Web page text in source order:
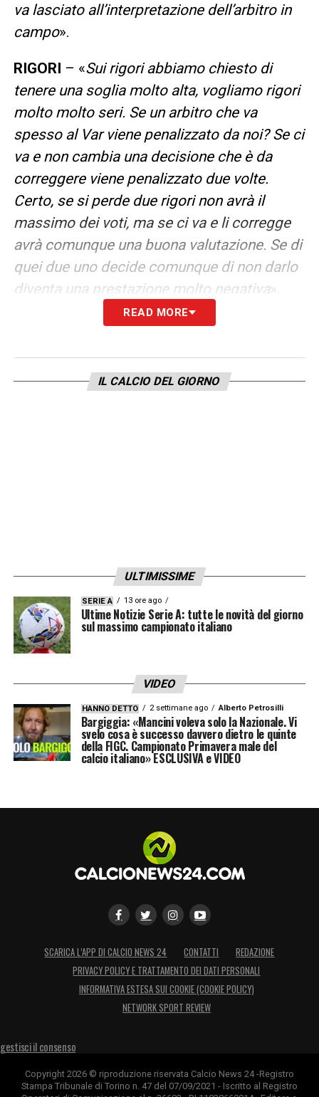
va lasciato all’interpretazione dell’arbitro in
campo».
RIGORI – «Sui rigori abbiamo chiesto di
tenere una soglia molto alta, vogliamo rigori
molto molto seri. Se un arbitro che va
spesso al Var viene penalizzato da noi? Se ci
va e non cambia una decisione che è da
correggere viene penalizzato due volte.
Certo, se si perde due rigori non avrà il
massimo dei voti, ma se ci va e li corregge
avrà comunque una buona valutazione. Se di
quei due uno decide comunque di non darlo
diventa una prestazione molto negativa».
READ MORE
IL CALCIO DEL GIORNO
ULTIMISSIME
SERIE A 13 ore ago
Ultime Notizie Serie A: tutte le novità del giorno
sul massimo campionato italiano
VIDEO
HANNO DETTO 2 settimane ago Alberto Petrosilli
Bargiggia: «Mancini voleva solo la Nazionale. Vi
svelo cosa è successo davvero dietro le quinte
della FIGC. Campionato Primavera male del
calcio italiano» ESCLUSIVA e VIDEO
SCARICA L’APP DI CALCIO NEWS 24 CONTATTI
REDAZIONE
PRIVACY POLICY E TRATTAMENTO DEI DATI PERSONALI
INFORMATIVA ESTESA SUI COOKIE (COOKIE POLICY)
NETWORK SPORT REVIEW
gestisci il consenso
Copyright 2026 © riproduzione riservata Calcio News 24 -Registro
Stampa Tribunale di Torino n. 47 del 07/09/2021 - Iscritto al Registro